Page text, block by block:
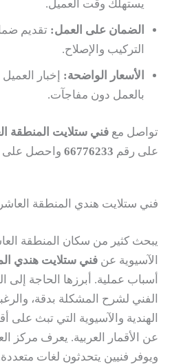
يستهلك وقت العميل.
الضمان على العمل: تقديم
التركيب والإصلاح.
الأسعار الواضحة: إخبار
بالعمل دون مفاجآت.
تواصل مع فني ستلايت المنطقة
على رقم 66776233 واحصل على
فني ستلايت هندي المنطقة
يبحث كثير من سكان المنطقة
الآسيوية عن فني ستلايت هندي
أسباب عملية. أبرزها الحاجة إلى
الفني لشرح المشكلة بدقة،
الهندية والآسيوية التي تبث على
عن الأقمار العربية. يعرف مركز
ويوفر فنيين يتحدثون لغات